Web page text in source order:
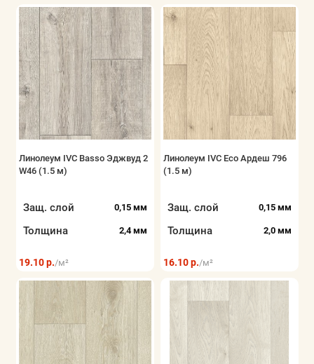
Линолеум IVC Basso Эджвуд 2
W46 (1.5 м)
Защ. слой 0,15 мм
Толщина 2,4 мм
19.10 р./м²
Линолеум IVC Eco Ардеш 796
(1.5 м)
Защ. слой 0,15 мм
Толщина 2,0 мм
16.10 р./м²